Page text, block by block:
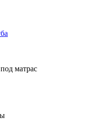
матрас